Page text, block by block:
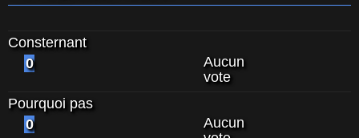
Consternant
0
Aucun
vote
Pourquoi pas
0
Aucun